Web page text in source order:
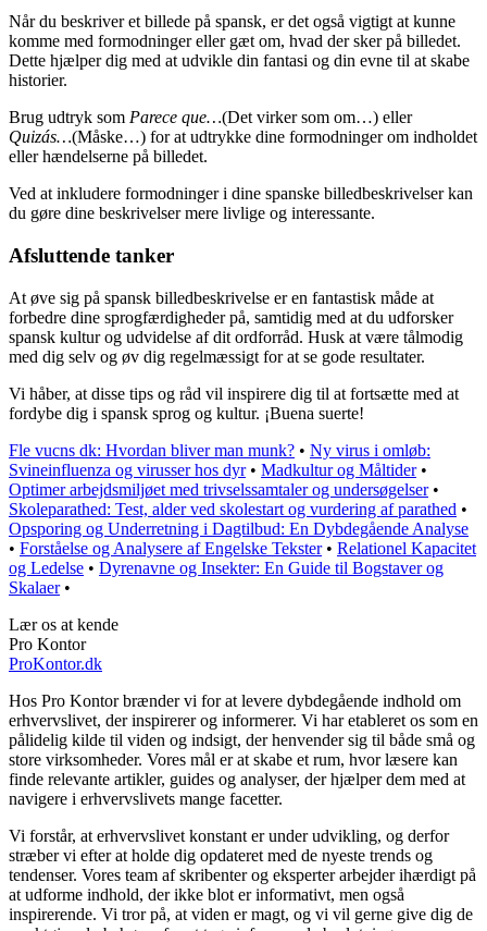
Når du beskriver et billede på spansk, er det også vigtigt at kunne
komme med formodninger eller gæt om, hvad der sker på billedet.
Dette hjælper dig med at udvikle din fantasi og din evne til at skabe
historier.
Brug udtryk som Parece que…(Det virker som om…) eller
Quizás…(Måske…) for at udtrykke dine formodninger om indholdet
eller hændelserne på billedet.
Ved at inkludere formodninger i dine spanske billedbeskrivelser kan
du gøre dine beskrivelser mere livlige og interessante.
Afsluttende tanker
At øve sig på spansk billedbeskrivelse er en fantastisk måde at
forbedre dine sprogfærdigheder på, samtidig med at du udforsker
spansk kultur og udvidelse af dit ordforråd. Husk at være tålmodig
med dig selv og øv dig regelmæssigt for at se gode resultater.
Vi håber, at disse tips og råd vil inspirere dig til at fortsætte med at
fordybe dig i spansk sprog og kultur. ¡Buena suerte!
Fle vucns dk: Hvordan bliver man munk? • Ny virus i omløb:
Svineinfluenza og virusser hos dyr• Madkultur og Måltider•
Optimer arbejdsmiljøet med trivselssamtaler og undersøgelser•
Skoleparathed: Test, alder ved skolestart og vurdering af parathed •
Opsporing og Underretning i Dagtilbud: En Dybdegående Analyse
• Forståelse og Analysere af Engelske Tekster• Relationel Kapacitet
og Ledelse • Dyrenavne og Insekter: En Guide til Bogstaver og
Skalaer•
Lær os at kende
Pro Kontor
ProKontor.dk
Hos Pro Kontor brænder vi for at levere dybdegående indhold om
erhvervslivet, der inspirerer og informerer. Vi har etableret os som en
pålidelig kilde til viden og indsigt, der henvender sig til både små og
store virksomheder. Vores mål er at skabe et rum, hvor læsere kan
finde relevante artikler, guides og analyser, der hjælper dem med at
navigere i erhvervslivets mange facetter.
Vi forstår, at erhvervslivet konstant er under udvikling, og derfor
stræber vi efter at holde dig opdateret med de nyeste trends og
tendenser. Vores team af skribenter og eksperter arbejder ihærdigt på
at udforme indhold, der ikke blot er informativt, men også
inspirerende. Vi tror på, at viden er magt, og vi vil gerne give dig de